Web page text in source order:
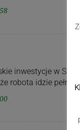
inwestycje w
robota idzie pełną